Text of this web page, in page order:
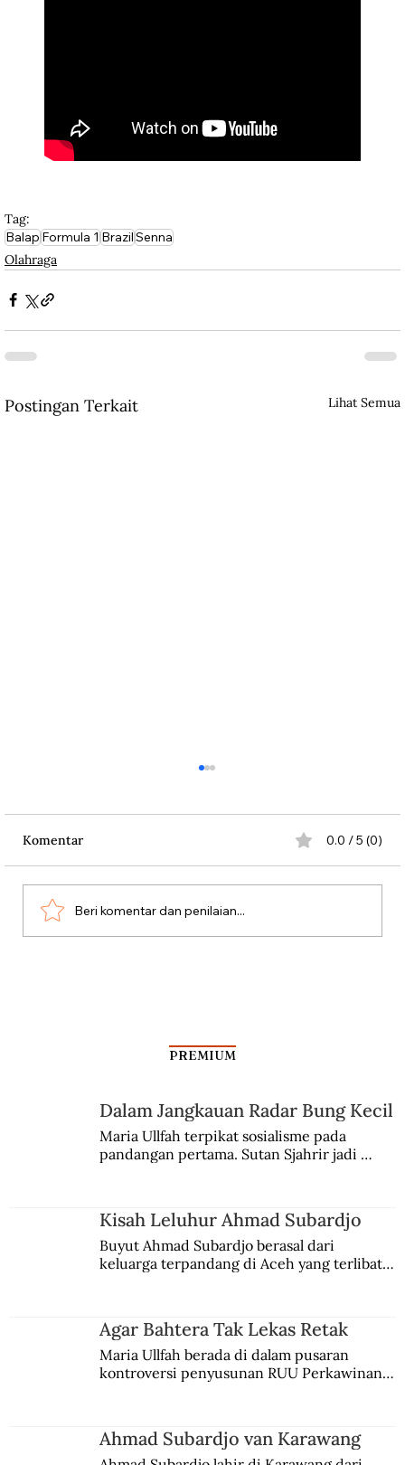
Tag:
BalapFormula 1BrazilSenna
Olahraga
Postingan Terkait Lihat Semua
Komentar 0.0 / 5 (0)
Beri komentar dan penilaian...
PREMIUM
Dalam Jangkauan Radar Bung Kecil
Maria Ullfah terpikat sosialisme pada
pandangan pertama. Sutan Sjahrir jadi
Kisah Leluhur Ahmad Subardjo
Buyut Ahmad Subardjo berasal dari
keluarga terpandang di Aceh yang terlibat
agama Islam. Anaknya mengikuti jejaknya.
Agar Bahtera Tak Lekas Retak
Maria Ullfah berada di dalam pusaran
kontroversi penyusunan RUU Perkawinan.
Ahmad Subardjo van Karawang